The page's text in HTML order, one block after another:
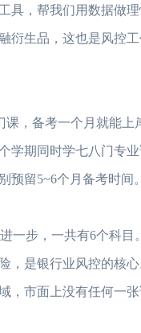
具，帮我们用数据做
生品，这也是风控工
备考一个月就能上
学期同时学七八门专
留5~6个月备考时间
步，一共有6个科目
，是银行业风控的核
市面上没有任何一张